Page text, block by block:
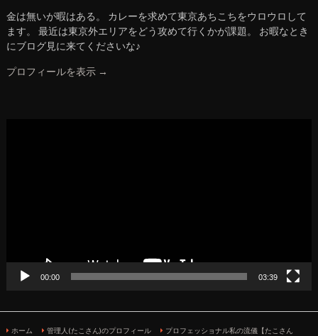
金は無いが暇はある。 カレーを求めて東京あちこちをウロウロして
ます。 最近は東京外エリアをどう攻めて行くかが課題。 お暇なとき
にブログ見に来てくださいな♪
プロフィールを表示 →
00:00 03:39
ホーム 管理人(たこさん)のプロフィール プロフェッショナル私の流儀【たこさん